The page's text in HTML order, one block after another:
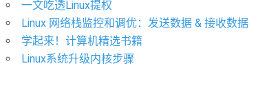
一文吃透Linux提权
Linux 网络栈监控和调优：发送数据 & 接收数据
学起来！计算机精选书籍
Linux系统升级内核步骤